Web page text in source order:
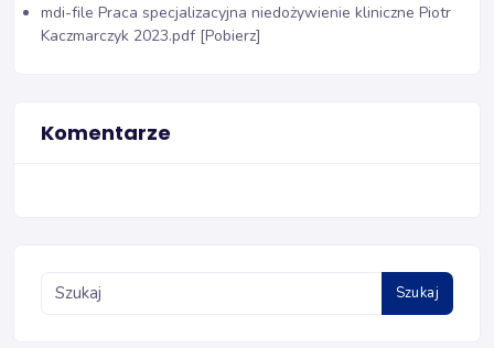
mdi-file Praca specjalizacyjna niedożywienie kliniczne Piotr
Kaczmarczyk 2023.pdf [Pobierz]
Komentarze
Szukaj